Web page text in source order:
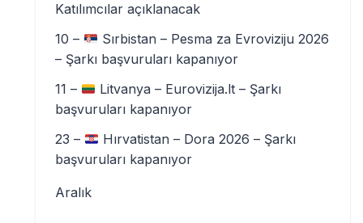
Katılımcılar açıklanacak
10 –
Sırbistan – Pesma za Evroviziju 2026
– Şarkı başvuruları kapanıyor
11 –
Litvanya – Eurovizija.lt – Şarkı
başvuruları kapanıyor
23 –
Hırvatistan – Dora 2026 – Şarkı
başvuruları kapanıyor
Aralık